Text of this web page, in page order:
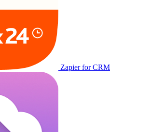
Zapier for CRM